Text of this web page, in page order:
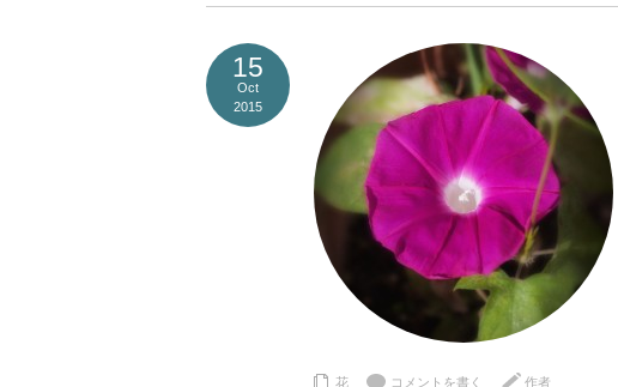
15
Oct
2015
花 コメントを書く 作者